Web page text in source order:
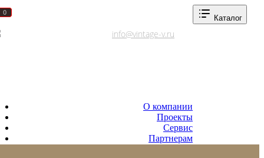
info@vintage-v.ru
0
0
О компании
Проекты
Сервис
Партнерам
Каталог